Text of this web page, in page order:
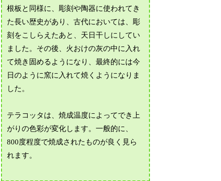
根板と同様に、彫刻や陶器に使われてき
た長い歴史があり、古代においては、彫
刻をこしらえたあと、天日干しにしてい
ました。その後、火おけの灰の中に入れ
て焼き固めるようになり、最終的には今
日のように窯に入れて焼くようになりま
した。
テラコッタは、焼成温度によってでき上
がりの色彩が変化します。一般的に、
800度程度で焼成されたものが良く見ら
れます。